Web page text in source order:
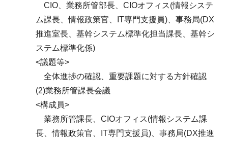
CIO、業務所管部長、CIOオフィス(情報システ
ム課長、情報政策官、IT専門支援員)、事務局(DX
推進室長、基幹システム標準化担当課長、基幹シ
ステム標準化係)
<議題等>
全体進捗の確認、重要課題に対する方針確認
(2)業務所管課長会議
<構成員>
業務所管課長、CIOオフィス(情報システム課
長、情報政策官、IT専門支援員)、事務局(DX推進